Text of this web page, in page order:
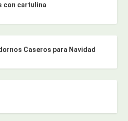
con cartulina
Caseros para Navidad